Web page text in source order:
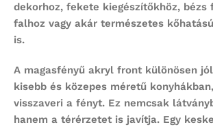
dekorhoz, fekete kiegészítőkhöz, bézs
falhoz vagy akár természetes
is.
A magasfényű akryl front különösen
kisebb és közepes méretű
visszaveri a fényt. Ez nemcsak
hanem a térérzetet is javítja. Egy